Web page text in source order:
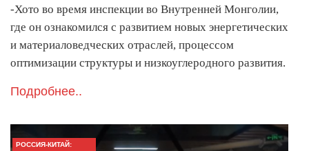
-Хото во время инспекции во Внутренней Монголии,
где он ознакомился с развитием новых энергетических
и материаловедческих отраслей, процессом
оптимизации структуры и низкоуглеродного развития.
Подробнее..
РОССИЯ-КИТАЙ: